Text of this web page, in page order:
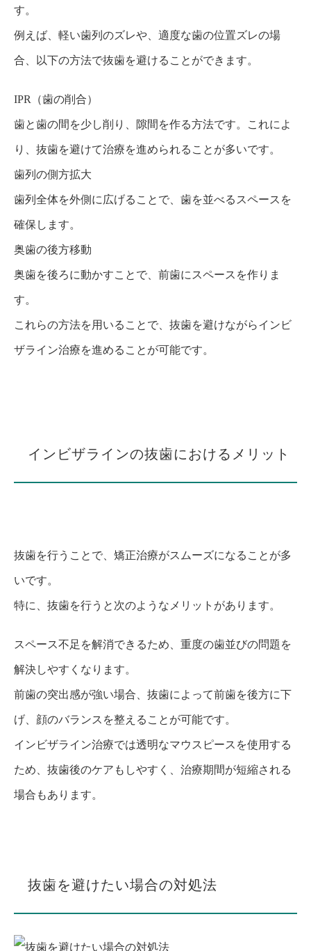
す。
例えば、軽い歯列のズレや、適度な歯の位置ズレの場
合、以下の方法で抜歯を避けることができます。
IPR（歯の削合）
歯と歯の間を少し削り、隙間を作る方法です。これによ
り、抜歯を避けて治療を進められることが多いです。
歯列の側方拡大
歯列全体を外側に広げることで、歯を並べるスペースを
確保します。
奥歯の後方移動
奥歯を後ろに動かすことで、前歯にスペースを作りま
す。
これらの方法を用いることで、抜歯を避けながらインビ
ザライン治療を進めることが可能です。
インビザラインの抜歯におけるメリット
抜歯を行うことで、矯正治療がスムーズになることが多
いです。
特に、抜歯を行うと次のようなメリットがあります。
スペース不足を解消できるため、重度の歯並びの問題を
解決しやすくなります。
前歯の突出感が強い場合、抜歯によって前歯を後方に下
げ、顔のバランスを整えることが可能です。
インビザライン治療では透明なマウスピースを使用する
ため、抜歯後のケアもしやすく、治療期間が短縮される
場合もあります。
抜歯を避けたい場合の対処法